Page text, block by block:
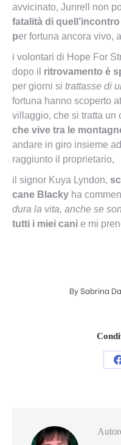
avvicinato, Junrell non
fatalità di
per fortuna ancora vivo,
i volontari di Hope For
dopo il ritrovamento è
per giorni si trattasse di
fortuna hanno scoperto
villaggio, che si tratta un
che vive tra le
andare in giro insieme
raggiunto il proprietario,
il signor Kuya Lyndon,
cane Blacky ha
dura la vita, anche se
tutti i miei cani e mi
BySabrina